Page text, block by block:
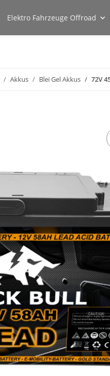
Elektro Fahrzeuge Offroad
Akkus Blei Gel Akkus 72V